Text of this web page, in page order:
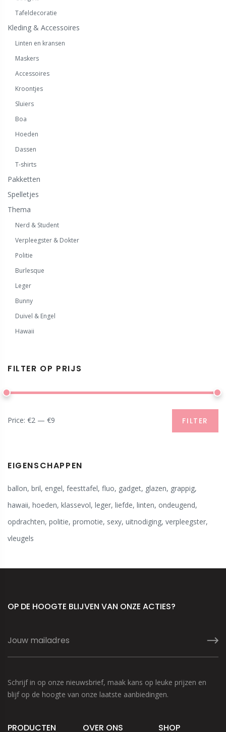
Tafeldecoratie
Kleding & Accessoires
Linten en kransen
Maskers
Accessoires
Kroontjes
Sluiers
Boa
Hoeden
Dassen
T-shirts
Pakketten
Spelletjes
Thema
Nerd & Student
Verpleegster & Dokter
Politie
Burlesque
Leger
Bunny
Duivel & Engel
Hawaii
FILTER OP PRIJS
FILTER
Price: €2 — €9
EIGENSCHAPPEN
ballon, bril, engel, feesttafel, fluo, gadget, glazen, grappig,
hawaii, hoeden, klassevol, leger, liefde, linten, ondeugend,
opdrachten, politie, promotie, sexy, uitnodiging, verpleegster,
vleugels
OP DE HOOGTE BLIJVEN VAN ONZE ACTIES?
Schrijf in op onze nieuwsbrief, maak kans op leuke prijzen en
blijf op de hoogte van onze laatste aanbiedingen.
PRODUCTEN OVER ONS SHOP